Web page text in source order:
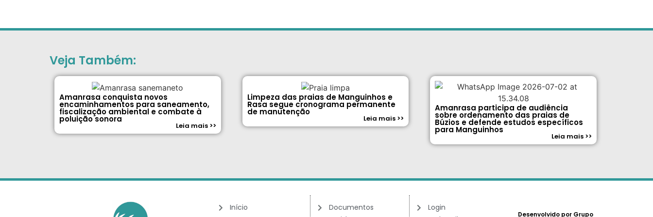
Veja Também:
Amanrasa conquista novos
encaminhamentos para saneamento,
fiscalização ambiental e combate à
poluição sonora
Leia mais >>
Limpeza das praias de Manguinhos e
Rasa segue cronograma permanente
de manutenção
Leia mais >>
Amanrasa participa de audiência
sobre ordenamento das praias de
Búzios e defende estudos específicos
para Manguinhos
Leia mais >>
Início
Documentos
Login
Desenvolvido por Grupo